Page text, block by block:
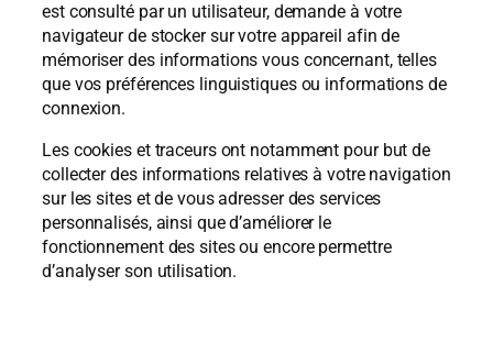
est consulté par un utilisateur, demande à votre
navigateur de stocker sur votre appareil afin de
mémoriser des informations vous concernant, telles
que vos préférences linguistiques ou informations de
connexion.
Les cookies et traceurs ont notamment pour but de
collecter des informations relatives à votre navigation
sur les sites et de vous adresser des services
personnalisés, ainsi que d’améliorer le
fonctionnement des sites ou encore permettre
d’analyser son utilisation.